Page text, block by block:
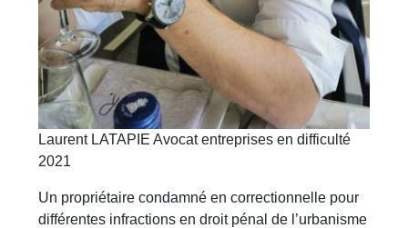
Laurent LATAPIE Avocat entreprises en difficulté
2021
Un propriétaire condamné en correctionnelle pour
différentes infractions en droit pénal de l’urbanisme